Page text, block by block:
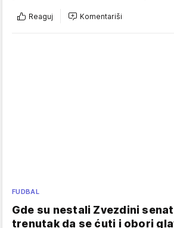
Reaguj Komentariši
FUDBAL
Gde su nestali Zvezdini
trenutak da se ćuti i obori